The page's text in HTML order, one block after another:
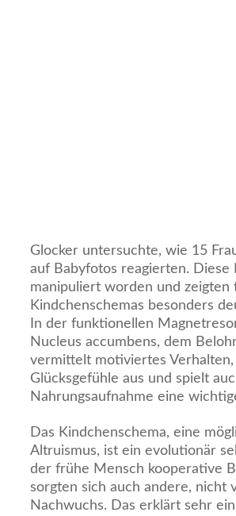
Glocker untersuchte, wie 15
auf Babyfotos reagierten.
manipuliert worden und
Kindchenschemas besonders
In der funktionellen
Nucleus accumbens, dem
vermittelt motiviertes
Glücksgefühle aus und spielt
Nahrungsaufnahme eine
Das Kindchenschema, eine
Altruismus, ist ein evolutionär
der frühe Mensch kooperative
sorgten sich auch andere, nicht
Nachwuchs. Das erklärt sehr